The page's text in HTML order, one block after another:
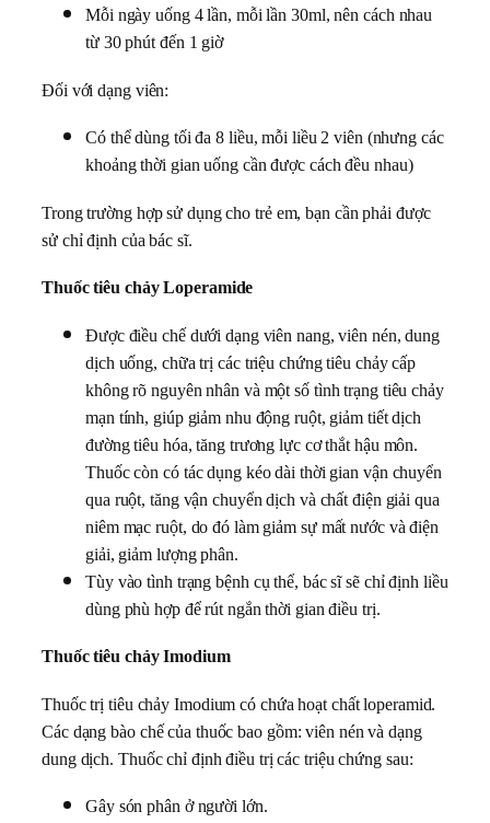
Mỗi ngày uống 4 lần, mỗi lần 30ml, nên cách nhau
từ 30 phút đến 1 giờ
Đối với dạng viên:
Có thể dùng tối đa 8 liều, mỗi liều 2 viên (nhưng các
khoảng thời gian uống cần được cách đều nhau)
Trong trường hợp sử dụng cho trẻ em, bạn cần phải được
sử chỉ định của bác sĩ.
Thuốc tiêu chảy Loperamide
Được điều chế dưới dạng viên nang, viên nén, dung
dịch uống, chữa trị các triệu chứng tiêu chảy cấp
không rõ nguyên nhân và một số tình trạng tiêu chảy
mạn tính, giúp giảm nhu động ruột, giảm tiết dịch
đường tiêu hóa, tăng trương lực cơ thắt hậu môn.
Thuốc còn có tác dụng kéo dài thời gian vận chuyển
qua ruột, tăng vận chuyển dịch và chất điện giải qua
niêm mạc ruột, do đó làm giảm sự mất nước và điện
giải, giảm lượng phân.
Tùy vào tình trạng bệnh cụ thể, bác sĩ sẽ chỉ định liều
dùng phù hợp để rút ngắn thời gian điều trị.
Thuốc tiêu chảy Imodium
Thuốc trị tiêu chảy Imodium có chứa hoạt chất loperamid.
Các dạng bào chế của thuốc bao gồm: viên nén và dạng
dung dịch. Thuốc chỉ định điều trị các triệu chứng sau:
Gây són phân ở người lớn.